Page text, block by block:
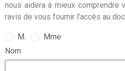
nous aidera à mieux comprendre
ravis de vous fournir l’accès au
M.
Mme
Nom